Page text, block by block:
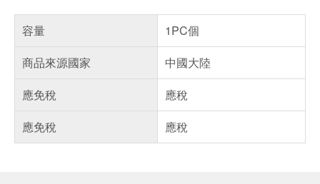
容量
1PC個
商品來源國家
中國大陸
應免稅
應稅
應免稅
應稅